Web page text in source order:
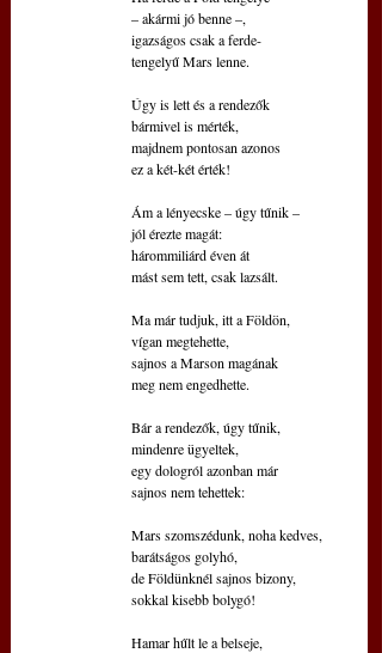
– akármi jó benne –,
igazságos csak a ferde-
tengelyű Mars lenne.
Úgy is lett és a rendezők
bármivel is mérték,
majdnem pontosan azonos
ez a két-két érték!
Ám a lényecske – úgy tűnik –
jól érezte magát:
hárommiliárd éven át
mást sem tett, csak lazsált.
Ma már tudjuk, itt a Földön,
vígan megtehette,
sajnos a Marson magának
meg nem engedhette.
Bár a rendezők, úgy tűnik,
mindenre ügyeltek,
egy dologról azonban már
sajnos nem tehettek:
Mars szomszédunk, noha kedves,
barátságos golyhó,
de Földünknél sajnos bizony,
sokkal kisebb bolygó!
Hamar hűlt le a belseje,